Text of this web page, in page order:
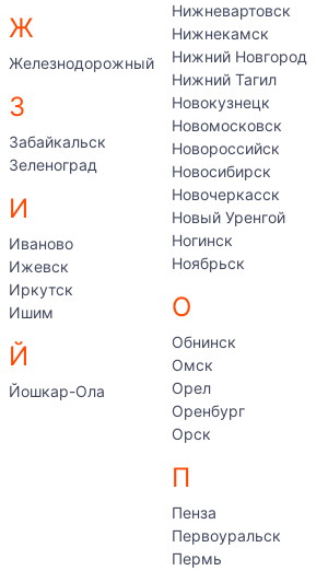
Ж
Железнодорожный
З
Забайкальск
Зеленоград
И
Иваново
Ижевск
Иркутск
Ишим
Й
Йошкар-Ола
Нижневартовск
Нижнекамск
Нижний Новгород
Нижний Тагил
Новокузнецк
Новомосковск
Новороссийск
Новосибирск
Новочеркасск
Новый Уренгой
Ногинск
Ноябрьск
О
Обнинск
Омск
Орел
Оренбург
Орск
П
Пенза
Первоуральск
Пермь